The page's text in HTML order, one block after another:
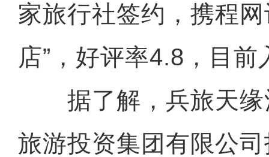
家旅行社签约，携程
店”，好评率4.8，目
据了解，兵旅天缘
旅游投资集团有限公